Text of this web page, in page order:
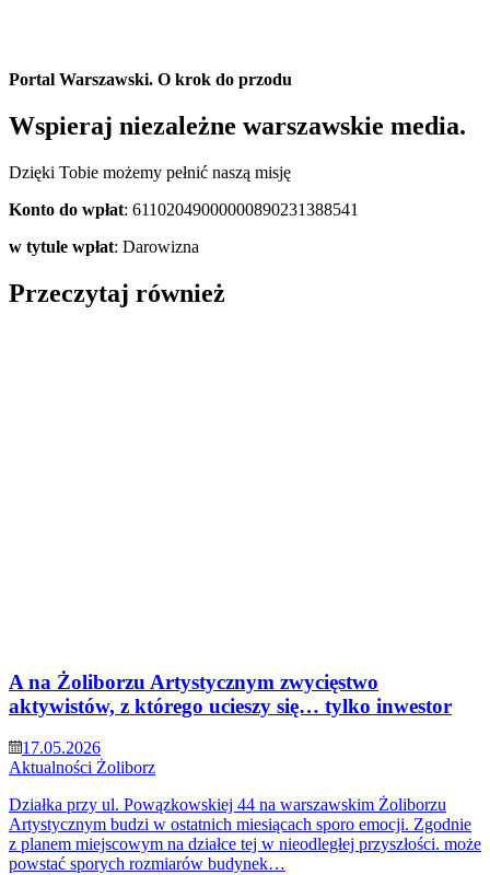
Portal Warszawski. O krok do przodu
Wspieraj niezależne warszawskie media.
Dzięki Tobie możemy pełnić naszą misję
Konto do wpłat: 61102049000000890231388541
w tytule wpłat: Darowizna
Przeczytaj również
A na Żoliborzu Artystycznym zwycięstwo
aktywistów, z którego ucieszy się… tylko inwestor
17.05.2026
Aktualności Żoliborz
Działka przy ul. Powązkowskiej 44 na warszawskim Żoliborzu
Artystycznym budzi w ostatnich miesiącach sporo emocji. Zgodnie
z planem miejscowym na działce tej w nieodległej przyszłości. może
powstać sporych rozmiarów budynek…